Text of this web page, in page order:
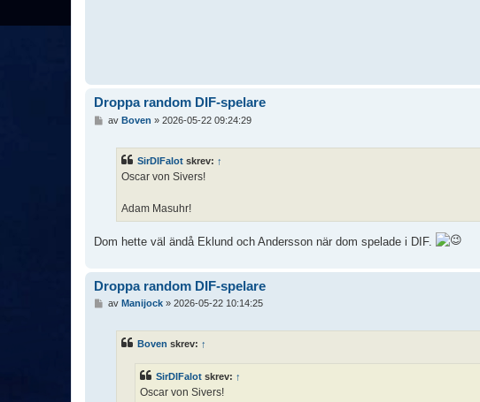
Droppa random DIF-spelare
av Boven » 2026-05-22 09:24:29
SirDIFalot skrev: ↑
Oscar von Sivers!
Adam Masuhr!
Dom hette väl ändå Eklund och Andersson när dom spelade i DIF.
Droppa random DIF-spelare
av Manijock» 2026-05-22 10:14:25
Boven skrev: ↑
SirDIFalot skrev: ↑
Oscar von Sivers!